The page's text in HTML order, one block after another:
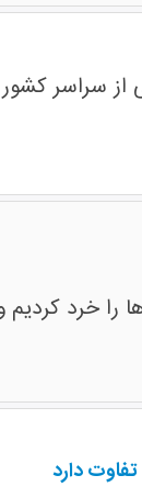
از سراسر
​خرد کردیم
دارد